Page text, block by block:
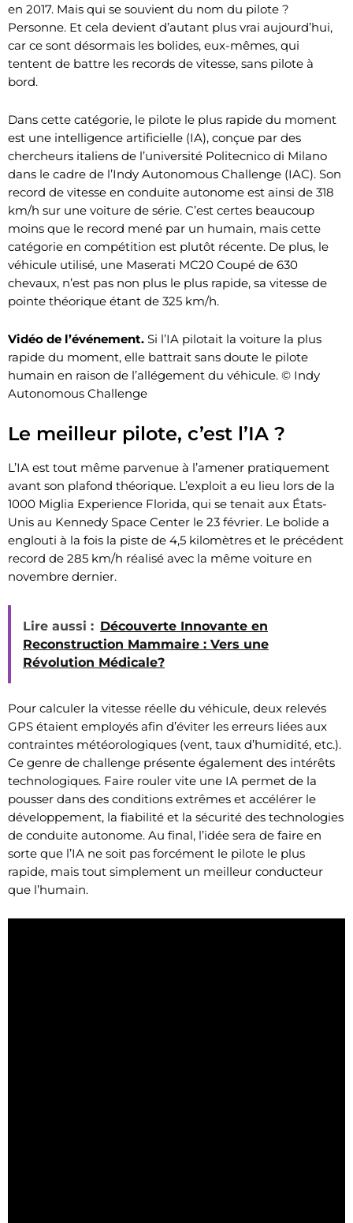
en 2017. Mais qui se souvient du nom du pilote ?
Personne. Et cela devient d’autant plus vrai aujourd’hui,
car ce sont désormais les bolides, eux-mêmes, qui
tentent de battre les records de vitesse, sans pilote à
bord.
Dans cette catégorie, le pilote le plus rapide du moment
est une intelligence artificielle (IA), conçue par des
chercheurs italiens de l’université Politecnico di Milano
dans le cadre de l’Indy Autonomous Challenge (IAC). Son
record de vitesse en conduite autonome est ainsi de 318
km/h sur une voiture de série. C’est certes beaucoup
moins que le record mené par un humain, mais cette
catégorie en compétition est plutôt récente. De plus, le
véhicule utilisé, une Maserati MC20 Coupé de 630
chevaux, n’est pas non plus le plus rapide, sa vitesse de
pointe théorique étant de 325 km/h.
Vidéo de l’événement. Si l’IA pilotait la voiture la plus
rapide du moment, elle battrait sans doute le pilote
humain en raison de l’allégement du véhicule. © Indy
Autonomous Challenge
Le meilleur pilote, c’est l’IA ?
L’IA est tout même parvenue à l’amener pratiquement
avant son plafond théorique. L’exploit a eu lieu lors de la
1000 Miglia Experience Florida, qui se tenait aux États-
Unis au Kennedy Space Center le 23 février. Le bolide a
englouti à la fois la piste de 4,5 kilomètres et le précédent
record de 285 km/h réalisé avec la même voiture en
novembre dernier.
Lire aussi : Découverte Innovante en
Reconstruction Mammaire : Vers une
Révolution Médicale?
Pour calculer la vitesse réelle du véhicule, deux relevés
GPS étaient employés afin d’éviter les erreurs liées aux
contraintes météorologiques (vent, taux d’humidité, etc.).
Ce genre de challenge présente également des intérêts
technologiques. Faire rouler vite une IA permet de la
pousser dans des conditions extrêmes et accélérer le
développement, la fiabilité et la sécurité des technologies
de conduite autonome. Au final, l’idée sera de faire en
sorte que l’IA ne soit pas forcément le pilote le plus
rapide, mais tout simplement un meilleur conducteur
que l’humain.